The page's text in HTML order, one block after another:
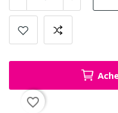
favorite_border